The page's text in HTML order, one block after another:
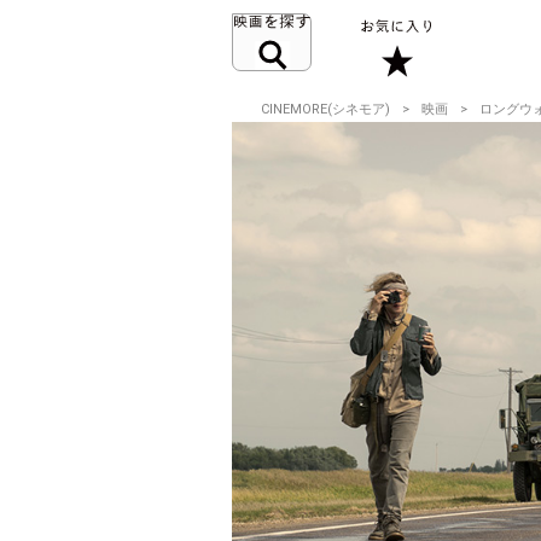
CINEMORE(シネモア) 映画 ロングウ